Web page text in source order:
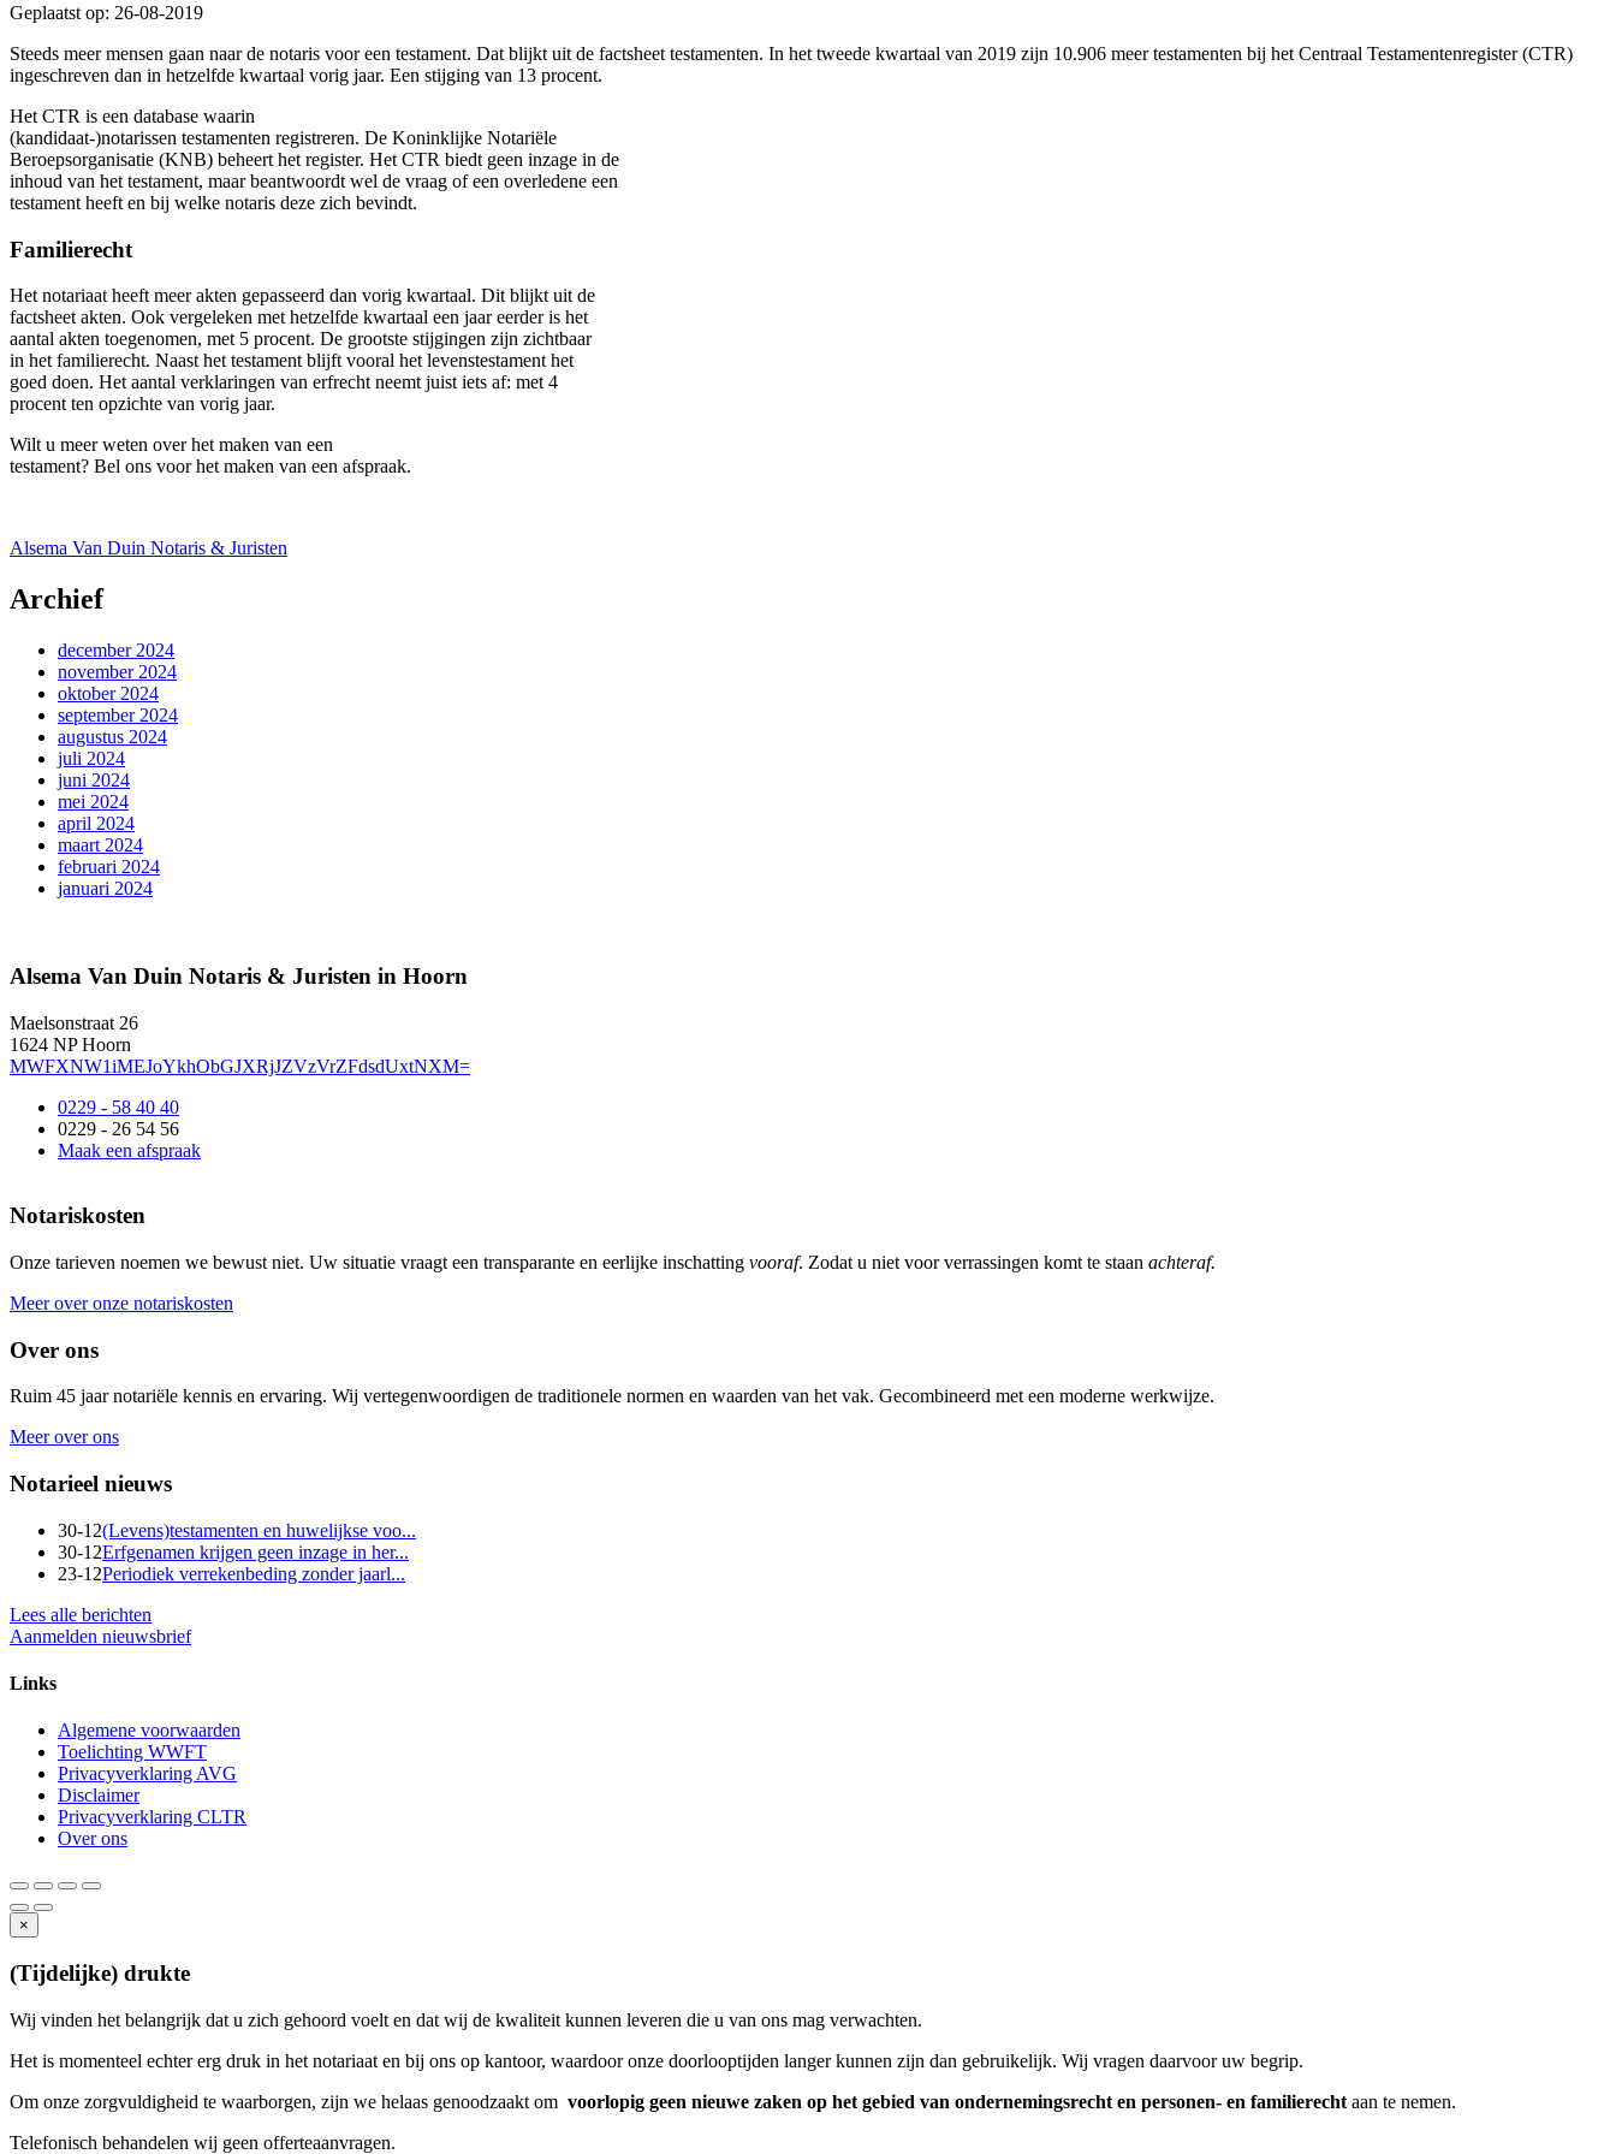
Geplaatst op: 26-08-2019
Steeds meer mensen gaan naar de notaris voor een testament. Dat blijkt uit de factsheet testamenten. In het tweede kwartaal van 2019 zijn 10.906 meer testamenten bij het Centraal Testamentenregister (CTR)
ingeschreven dan in hetzelfde kwartaal vorig jaar. Een stijging van 13 procent.
Het CTR is een database waarin
(kandidaat-)notarissen testamenten registreren. De Koninklijke Notariële
Beroepsorganisatie (KNB) beheert het register. Het CTR biedt geen inzage in de
inhoud van het testament, maar beantwoordt wel de vraag of een overledene een
testament heeft en bij welke notaris deze zich bevindt.
Familierecht
Het notariaat heeft meer akten gepasseerd dan vorig kwartaal. Dit blijkt uit de
factsheet akten. Ook vergeleken met hetzelfde kwartaal een jaar eerder is het
aantal akten toegenomen, met 5 procent. De grootste stijgingen zijn zichtbaar
in het familierecht. Naast het testament blijft vooral het levenstestament het
goed doen. Het aantal verklaringen van erfrecht neemt juist iets af: met 4
procent ten opzichte van vorig jaar.
Wilt u meer weten over het maken van een
testament? Bel ons voor het maken van een afspraak.
Alsema Van Duin Notaris & Juristen
Archief
december 2024
november 2024
oktober 2024
september 2024
augustus 2024
juli 2024
juni 2024
mei 2024
april 2024
maart 2024
februari 2024
januari 2024
Alsema Van Duin Notaris & Juristen in Hoorn
Maelsonstraat 26
1624 NP Hoorn
MWFXNW1iMEJoYkhObGJXRjJZVzVrZFdsdUxtNXM=
0229 - 58 40 40
0229 - 26 54 56
Maak een afspraak
Notariskosten
Onze tarieven noemen we bewust niet. Uw situatie vraagt een transparante en eerlijke inschatting vooraf. Zodat u niet voor verrassingen komt te staan achteraf.
Meer over onze notariskosten
Over ons
Ruim 45 jaar notariële kennis en ervaring. Wij vertegenwoordigen de traditionele normen en waarden van het vak. Gecombineerd met een moderne werkwijze.
Meer over ons
Notarieel nieuws
30-12(Levens)testamenten en huwelijkse voo...
30-12Erfgenamen krijgen geen inzage in her...
23-12Periodiek verrekenbeding zonder jaarl...
Lees alle berichten
Aanmelden nieuwsbrief
Links
Algemene voorwaarden
Toelichting WWFT
Privacyverklaring AVG
Disclaimer
Privacyverklaring CLTR
Over ons
×
(Tijdelijke) drukte
Wij vinden het belangrijk dat u zich gehoord voelt en dat wij de kwaliteit kunnen leveren die u van ons mag verwachten.
Het is momenteel echter erg druk in het notariaat en bij ons op kantoor, waardoor onze doorlooptijden langer kunnen zijn dan gebruikelijk. Wij vragen daarvoor uw begrip.
Om onze zorgvuldigheid te waarborgen, zijn we helaas genoodzaakt om voorlopig geen nieuwe zaken op het gebied van ondernemingsrecht en personen- en familierecht aan te nemen.
Telefonisch behandelen wij geen offerteaanvragen.